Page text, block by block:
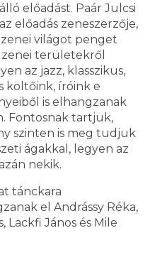
előadást. Paár Julcsi
előadás zeneszerzője,
világot penget
területekről
az jazz, klasszikus,
költőink, íróink e
is elhangzanak
Fontosnak tartjuk,
szinten is meg tudjuk
ágakkal, legyen az
nekik.
tánckara
el Andrássy Réka,
Lackfi János és Mile